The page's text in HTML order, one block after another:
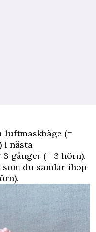
luftmaskbåge (=
i nästa
gånger (= 3 hörn).
som du samlar ihop